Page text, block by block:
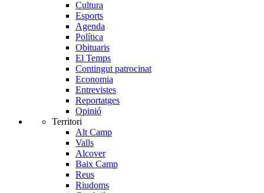
Cultura
Esports
Agenda
Política
Obituaris
El Temps
Contingut patrocinat
Economia
Entrevistes
Reportatges
Opinió
Territori
Alt Camp
Valls
Alcover
Baix Camp
Reus
Riudoms